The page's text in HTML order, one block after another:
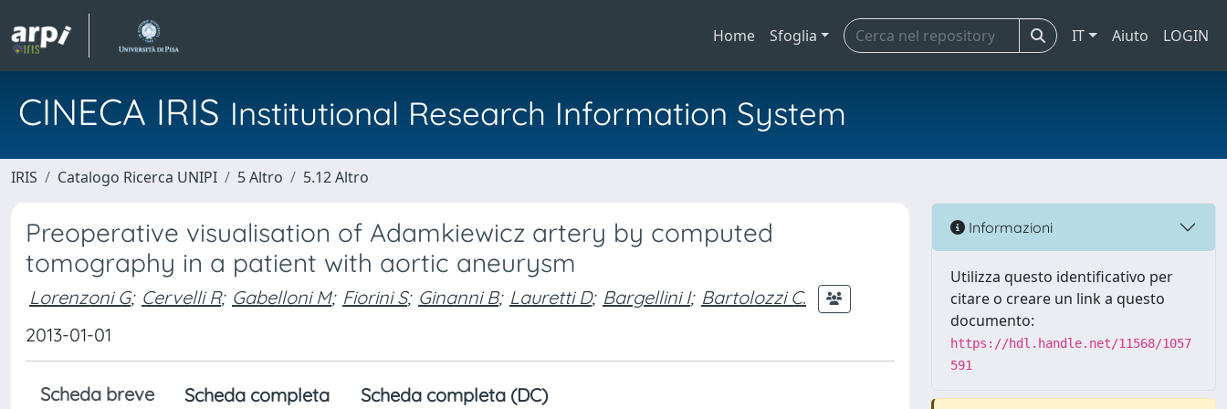
Home Sfoglia IT Aiuto LOGIN
CINECA IRIS Institutional Research Information System
IRIS Catalogo Ricerca UNIPI 5 Altro 5.12 Altro
Preoperative visualisation of Adamkiewicz artery by computed
tomography in a patient with aortic aneurysm
Lorenzoni G; Cervelli R; Gabelloni M; Fiorini S; Ginanni B; Lauretti D; Bargellini I; Bartolozzi C.
2013-01-01
Scheda breve Scheda completa Scheda completa (DC)
Informazioni
Utilizza questo identificativo per
citare o creare un link a questo
documento:
https://hdl.handle.net/11568/1057
591